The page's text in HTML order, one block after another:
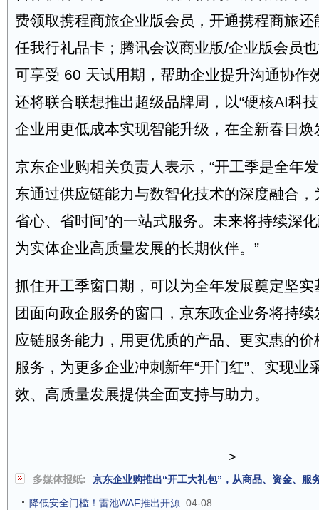
费领取携程商旅企业版会员，开通携程商旅
任我行礼品卡；腾讯会议商业版/企业版会员
可享受 60 天试用期，帮助企业提升沟通协作
还将联合联想推出超级品牌周，以“硬核AI科
企业用更低成本实现智能升级，在全新春日焕
京东企业购相关负责人表示，“开工季是全年
东通过供应链能力与数智化技术的深度融合，
省心、省时间’的一站式服务。未来将持续深
为实体企业高质量发展的长期伙伴。”
抓住开工季窗口期，可以为全年发展奠定坚
团面向政企服务的窗口，京东政企业务将持
应链服务能力，用更优质的产品、更实惠的
服务，为更多企业冲刺新年“开门红”、实现业
效、高质量发展提供全面支持与助力。
>
多媒体报纸: 京东企业购推出“开工大礼包”，从商品、资金、服
降低安全门槛！雷池WAF推出开源 04-08